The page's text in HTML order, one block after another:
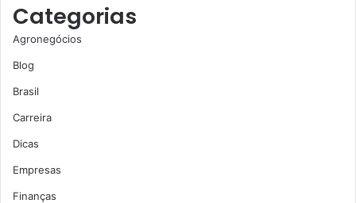
Categorias
Agronegócios
Blog
Brasil
Carreira
Dicas
Empresas
Finanças